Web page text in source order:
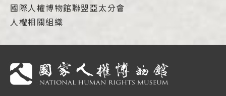
國際人權博物館聯盟亞太分會
人權相關組織